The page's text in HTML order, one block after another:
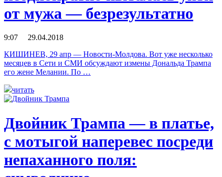
от мужа — безрезультатно
9:07 29.04.2018
КИШИНЕВ, 29 апр — Новости-Молдова. Вот уже несколько
месяцев в Сети и СМИ обсуждают измены Дональда Трампа
его жене Мелании. По …
читать
Двойник Трампа — в платье,
с мотыгой наперевес посреди
непаханного поля: